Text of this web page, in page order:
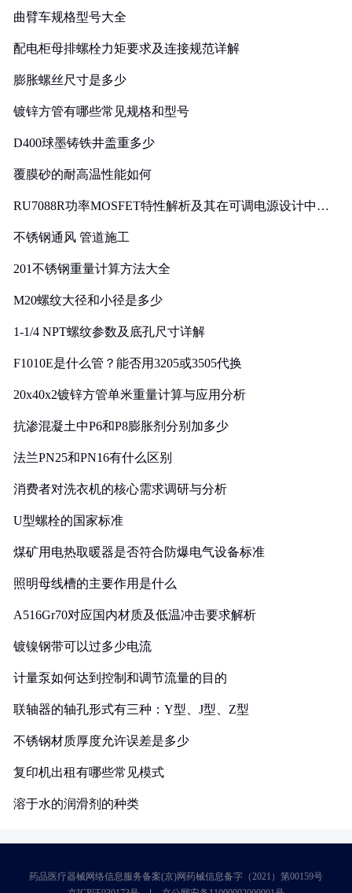
曲臂车规格型号大全
配电柜母排螺栓力矩要求及连接规范详解
膨胀螺丝尺寸是多少
镀锌方管有哪些常见规格和型号
D400球墨铸铁井盖重多少
覆膜砂的耐高温性能如何
RU7088R功率MOSFET特性解析及其在可调电源设计中的
不锈钢通风 管道施工
201不锈钢重量计算方法大全
M20螺纹大径和小径是多少
1-1/4 NPT螺纹参数及底孔尺寸详解
F1010E是什么管？能否用3205或3505代换
20x40x2镀锌方管单米重量计算与应用分析
抗渗混凝土中P6和P8膨胀剂分别加多少
法兰PN25和PN16有什么区别
消费者对洗衣机的核心需求调研与分析
U型螺栓的国家标准
煤矿用电热取暖器是否符合防爆电气设备标准
照明母线槽的主要作用是什么
A516Gr70对应国内材质及低温冲击要求解析
镀镍钢带可以过多少电流
计量泵如何达到控制和调节流量的目的
联轴器的轴孔形式有三种：Y型、J型、Z型
不锈钢材质厚度允许误差是多少
复印机出租有哪些常见模式
溶于水的润滑剂的种类
药品医疗器械网络信息服务备案(京)网药械信息备字（2021）第00159号